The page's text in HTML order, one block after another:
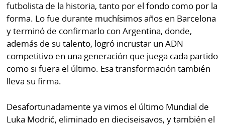
futbolista de la historia, tanto por el fondo como por la
forma. Lo fue durante muchísimos años en Barcelona
y terminó de confirmarlo con Argentina, donde,
además de su talento, logró incrustar un ADN
competitivo en una generación que juega cada partido
como si fuera el último. Esa transformación también
lleva su firma.
Desafortunadamente ya vimos el último Mundial de
Luka Modrić, eliminado en dieciseisavos, y también el